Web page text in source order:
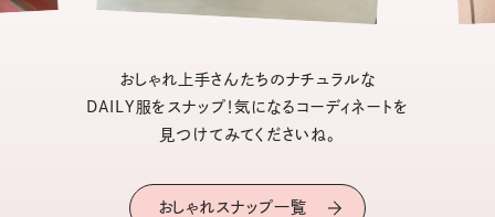
おしゃれ上手さんたちのナチュラルな
DAILY服をスナップ！気になるコーディネートを
見つけてみてくださいね。
おしゃれスナップ一覧